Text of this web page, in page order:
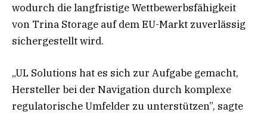
wodurch die langfristige Wettbewerbsfähigkeit
von Trina Storage auf dem EU-Markt zuverlässig
sichergestellt wird.
„UL Solutions hat es sich zur Aufgabe gemacht,
Hersteller bei der Navigation durch komplexe
regulatorische Umfelder zu unterstützen”, sagte